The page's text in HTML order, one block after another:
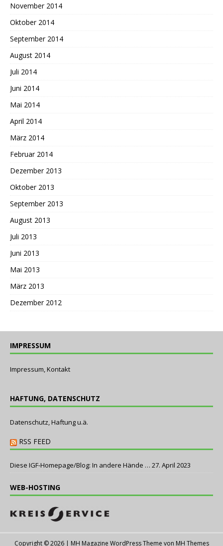
November 2014
Oktober 2014
September 2014
August 2014
Juli 2014
Juni 2014
Mai 2014
April 2014
März 2014
Februar 2014
Dezember 2013
Oktober 2013
September 2013
August 2013
Juli 2013
Juni 2013
Mai 2013
März 2013
Dezember 2012
IMPRESSUM
Impressum, Kontakt
HAFTUNG, DATENSCHUTZ
Datenschutz, Haftung u.ä.
RSS FEED
Diese IGF-Homepage/Blog: In andere Hände … 27. April 2023
WEB-HOSTING
Copyright © 2026 | MH Magazine WordPress Theme von MH Themes